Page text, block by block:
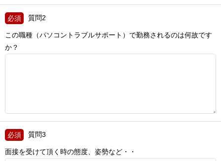
質問2
この職種（パソコントラブルサポート）で勤務されるのは何故です
か？
質問3
面接を受けて頂く時の態度、姿勢など・・